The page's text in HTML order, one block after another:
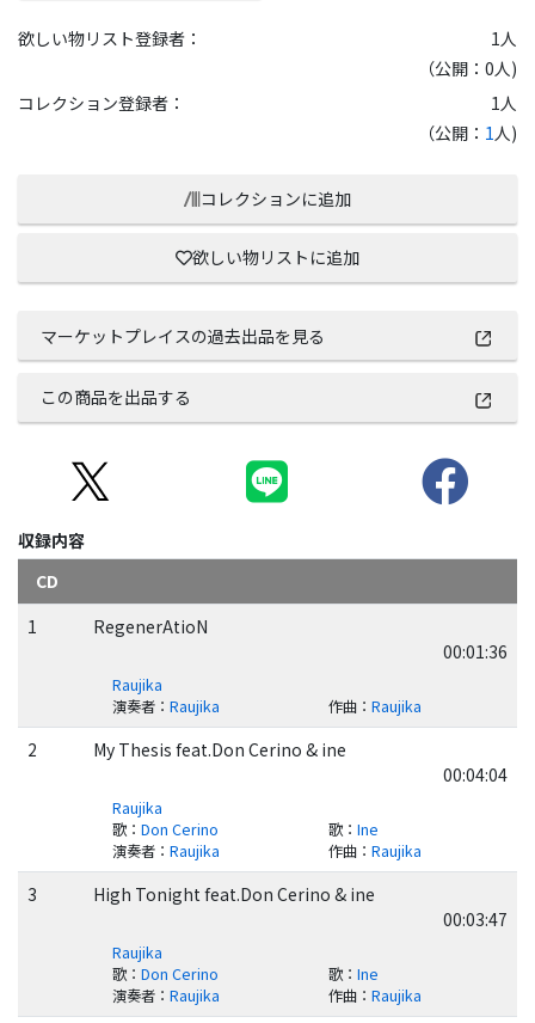
欲しい物リスト登録者： 1人
（公開：0人)
コレクション登録者：
1人
（公開： 1人)
コレクションに追加
欲しい物リストに追加
マーケットプレイスの過去出品を見る
この商品を出品する
収録内容
CD
1
RegenerAtioN
00:01:36
Raujika
演奏者： Raujika 作曲： Raujika
2
My Thesis feat.Don Cerino & ine
00:04:04
Raujika
歌： Don Cerino 歌： Ine
演奏者： Raujika 作曲： Raujika
3
High Tonight feat.Don Cerino & ine
00:03:47
Raujika
歌： Don Cerino 歌： Ine
演奏者： Raujika 作曲： Raujika